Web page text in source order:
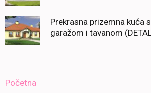
Prekrasna prizemna kuća
garažom i tavanom
Početna